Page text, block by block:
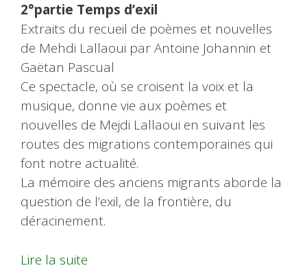
2°partie Temps d’exil
Extraits du recueil de poèmes et nouvelles
de Mehdi Lallaoui par Antoine Johannin et
Gaëtan Pascual
Ce spectacle, où se croisent la voix et la
musique, donne vie aux poèmes et
nouvelles de Mejdi Lallaoui en suivant les
routes des migrations contemporaines qui
font notre actualité.
La mémoire des anciens migrants aborde la
question de l’exil, de la frontière, du
déracinement.
Lire la suite